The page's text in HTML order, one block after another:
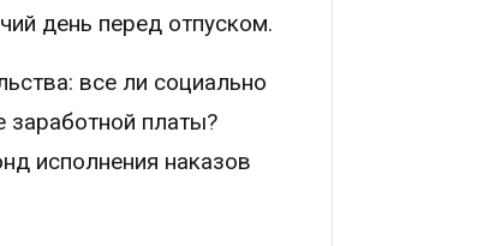
день перед отпуском.
все ли социально
платы?
исполнения наказов